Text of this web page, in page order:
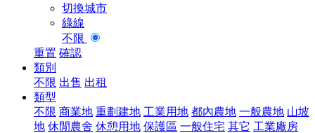
切換城市
綠線
不限
重置 確認
類別
不限 出售 出租
類型
不限 商業地 重劃建地 工業用地 都內農地 一般農地 山坡
地 休閒農舍 休憩用地 保護區 一般住宅 其它 工業廠房